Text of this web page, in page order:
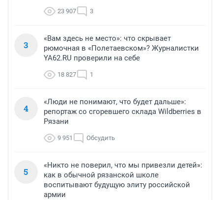
23 907 3
3
«Вам здесь не место»: что скрывает
рюмочная в «Полетаевском»? Журналистки
YA62.RU проверили на себе
18 827 1
4
«Люди не понимают, что будет дальше»:
репортаж со сгоревшего склада Wildberries в
Рязани
9 951 Обсудить
5
«Никто не поверил, что мы привезли детей»:
как в обычной рязанской школе
воспитывают будущую элиту российской
армии